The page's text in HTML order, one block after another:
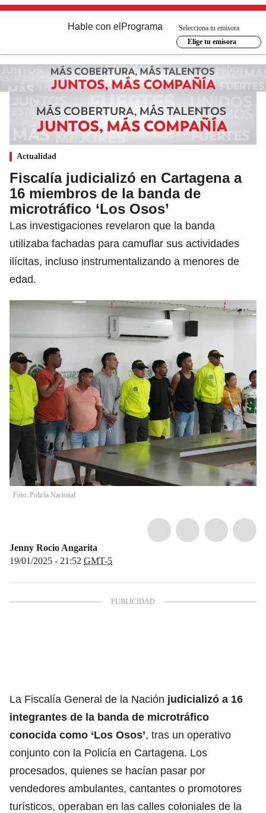
Hable con el Programa
Selecciona tu emisora
Elige tu emisora
Actualidad
Fiscalía judicializó en Cartagena a
16 miembros de la banda de
microtráfico ‘Los Osos’
Las investigaciones revelaron que la banda
utilizaba fachadas para camuflar sus actividades
ilícitas, incluso instrumentalizando a menores de
edad.
Foto: Policía Nacional
Jenny Rocio Angarita
19/01/2025 - 21:52 GMT-5
La Fiscalía General de la Nación judicializó a 16
integrantes de la banda de microtráfico
conocida como ‘Los Osos’, tras un operativo
conjunto con la Policía en Cartagena. Los
procesados, quienes se hacían pasar por
vendedores ambulantes, cantantes o promotores
turísticos, operaban en las calles coloniales de la